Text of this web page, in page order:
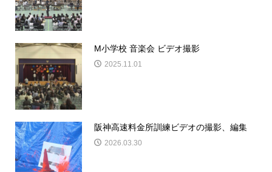
M小学校 音楽会 ビデオ撮影
2025.11.01
阪神高速料金所訓練ビデオの撮影、編集
2026.03.30